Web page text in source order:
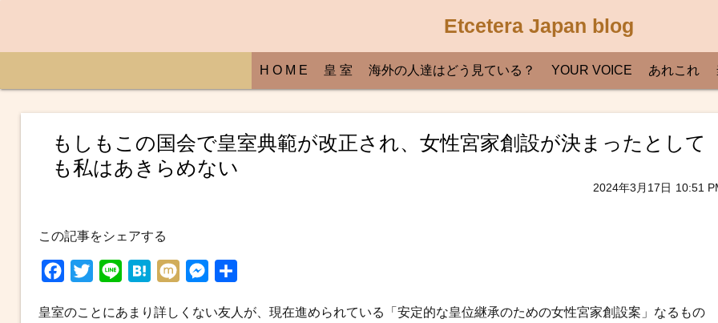
Etcetera Japan blog
H O M E 皇 室 海外の人達はどう見ている？ YOUR VOICE あれこれ
もしもこの国会で皇室典範が改正され、女性宮家創設が決まったとして
も私はあきらめない
2024年3月17日 10:51
この記事をシェアする
c
i
n
H
t
M
x
s
皇室のことにあまり詳しくない友人が、現在進められている「安定的な皇位継承のための女性宮家創設案」なるもの